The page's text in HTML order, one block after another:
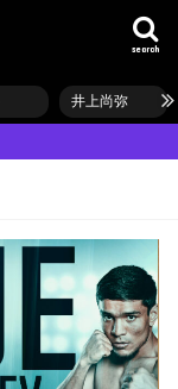
search
井上尚弥